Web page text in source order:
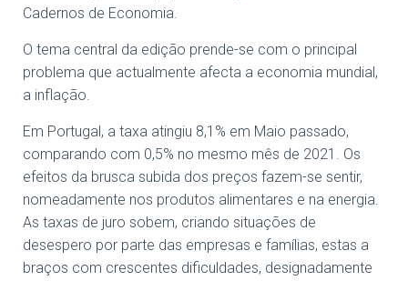
Cadernos de Economia.
O tema central da edição prende-se com o principal
problema que actualmente afecta a economia mundial,
a inflação.
Em Portugal, a taxa atingiu 8,1% em Maio passado,
comparando com 0,5% no mesmo mês de 2021. Os
efeitos da brusca subida dos preços fazem-se sentir,
nomeadamente nos produtos alimentares e na energia.
As taxas de juro sobem, criando situações de
desespero por parte das empresas e famílias, estas a
braços com crescentes dificuldades, designadamente